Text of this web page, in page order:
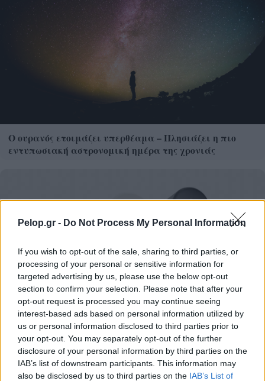
Pelop.gr - Do Not Process My Personal Information
If you wish to opt-out of the sale, sharing to third parties, or
processing of your personal or sensitive information for
targeted advertising by us, please use the below opt-out
section to confirm your selection. Please note that after your
opt-out request is processed you may continue seeing
interest-based ads based on personal information utilized by
us or personal information disclosed to third parties prior to
your opt-out. You may separately opt-out of the further
disclosure of your personal information by third parties on the
IAB’s list of downstream participants. This information may
also be disclosed by us to third parties on the IAB’s List of
Ο ουρανός ετοιμάζει υπερθέαμα – Πλησιάζει η πιο
εντυπωσιακή αστρονομική ημέρα της χρονιάς
CMF Clip Pro: Τα open-ear earbuds της Nothing με θήκη
Smart Dial